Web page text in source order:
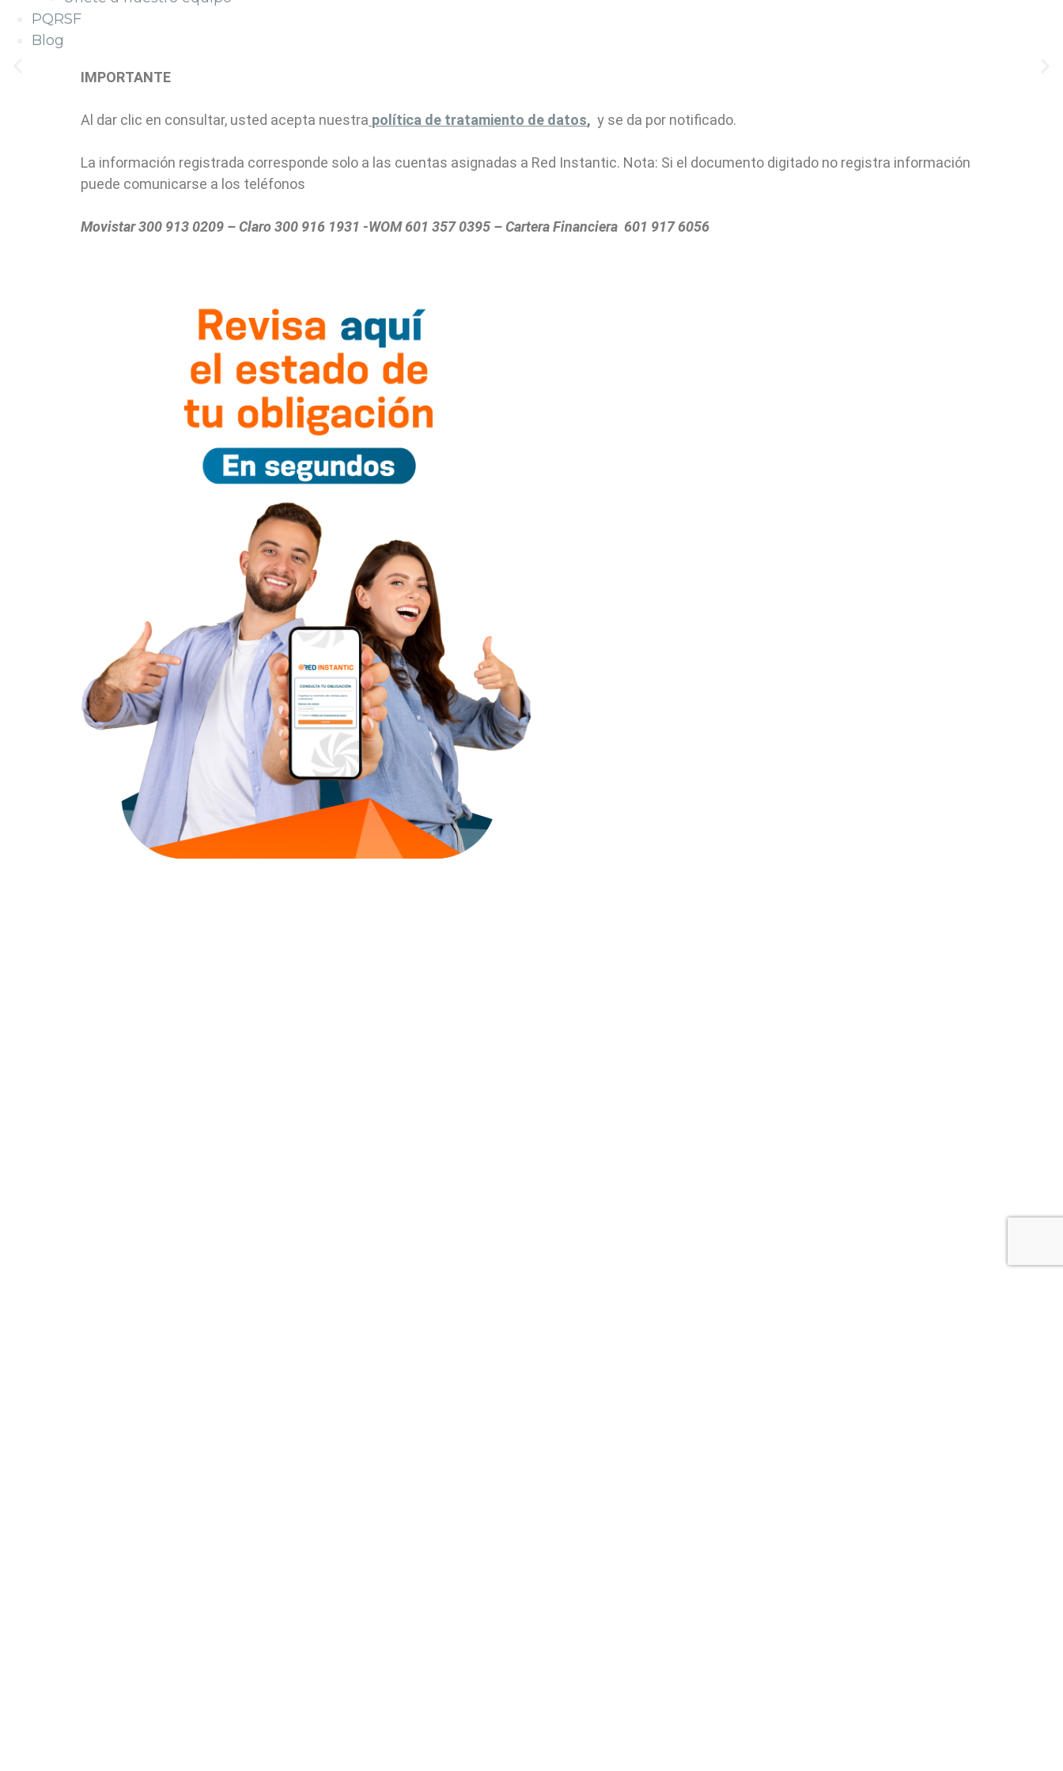
PQRSF
Blog
IMPORTANTE
Al dar clic en consultar, usted acepta nuestra política de tratamiento de datos, y se da por notificado.
La información registrada corresponde solo a las cuentas asignadas a Red Instantic. Nota: Si el documento digitado no registra información
puede comunicarse a los teléfonos
Movistar 300 913 0209 – Claro 300 916 1931 -WOM 601 357 0395 – Cartera Financiera 601 917 6056